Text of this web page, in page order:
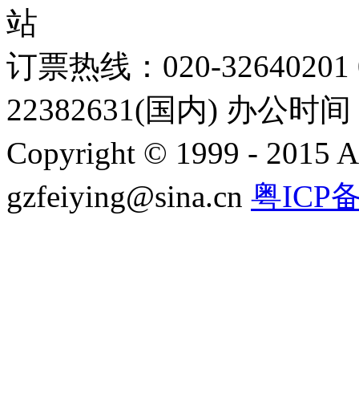
站
订票热线：020-
22382631(国内) 办公时
Copyright © 1999 - 2015
gzfeiying@sina.cn 粤ICP